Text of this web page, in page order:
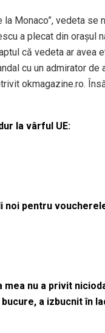
la Monaco”, vedeta
a plecat din orașul
că vedeta ar avea
cu un admirator
okmagazine.ro.
la vârful UE:
noi pentru
mea nu a privit
bucure, a izbucnit în